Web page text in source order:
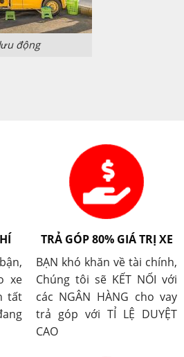
động
xe
tất
TRẢ GÓP 80% GIÁ TRỊ XE
BẠN khó khăn về tài chính,
Chúng tôi sẽ KẾT NỐI với
các NGÂN HÀNG cho vay
trả góp với TỈ LỆ DUYỆT
CAO